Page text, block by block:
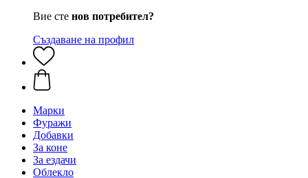
Вие сте нов потребител?
Създаване на профил
Марки
Фуражи
Добавки
За коне
За ездачи
Облекло